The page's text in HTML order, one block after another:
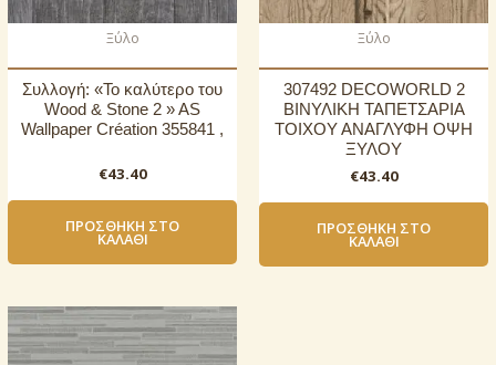
Ξύλο
Συλλογή: «Το καλύτερο του
Wood & Stone 2 » AS
Wallpaper Création 355841 ,
€43.40
ΠΡΟΣΘΉΚΗ ΣΤΟ
ΚΑΛΆΘΙ
Ξύλο
307492 DECOWORLD 2
ΒΙΝΥΛΙΚΗ ΤΑΠΕΤΣΑΡΙΑ
ΤΟΙΧΟΥ ΑΝΑΓΛΥΦΗ ΟΨΗ
ΞΥΛΟΥ
€43.40
ΠΡΟΣΘΉΚΗ ΣΤΟ
ΚΑΛΆΘΙ